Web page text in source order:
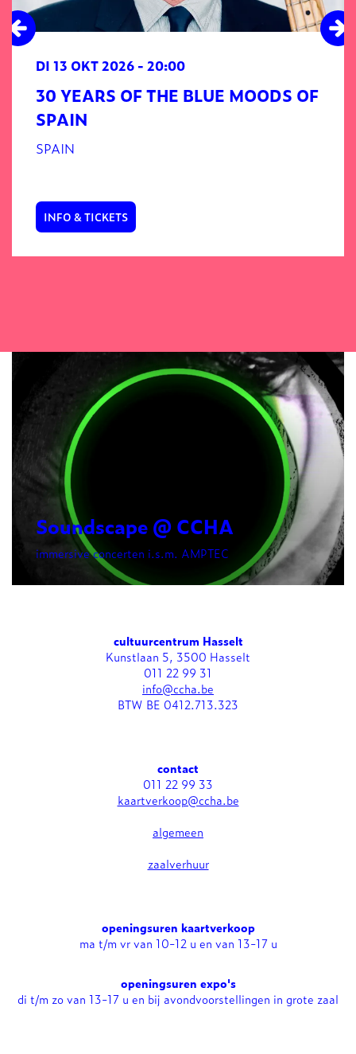
30 YEARS OF THE BLUE MOODS OF
SPAIN
SPAIN
DI 13 OKT 2026 - 20:00
INFO & TICKETS
Soundscape @ CCHA
immersive concerten i.s.m. AMPTEC
cultuurcentrum Hasselt
Kunstlaan 5, 3500 Hasselt
011 22 99 31
info@ccha.be
BTW BE 0412.713.323
contact
011 22 99 33
kaartverkoop@ccha.be
algemeen
zaalverhuur
openingsuren kaartverkoop
ma t/m vr van 10-12 u en van 13-17 u
openingsuren expo's
di t/m zo van 13-17 u en bij avondvoorstellingen in grote zaal